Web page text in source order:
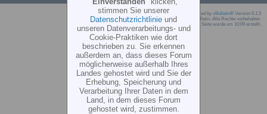
Powered by vBulletin® Version 6.1.5
Copyright © 2026 MH Sub I, LLC dba vBulletin. Alle Rechte vorbehalten.
Die Seite wurde um 10:09 erstellt.
stimmen Sie unserer
Datenschutzrichtlinie und
unseren Datenverarbeitungs- und
Cookie-Praktiken wie dort
beschrieben zu. Sie erkennen
außerdem an, dass dieses Forum
möglicherweise außerhalb Ihres
Landes gehostet wird und Sie der
Erhebung, Speicherung und
Verarbeitung Ihrer Daten in dem
Land, in dem dieses Forum
gehostet wird, zustimmen.